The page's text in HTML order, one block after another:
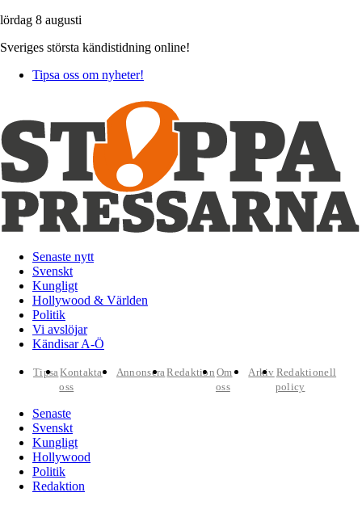
lördag 8 augusti
Sveriges största kändistidning online!
Tipsa oss om nyheter!
Senaste nytt
Svenskt
Kungligt
Hollywood & Världen
Politik
Vi avslöjar
Kändisar A-Ö
TipsaKontakta
oss
AnnonseraRedaktion Om
oss
Arkiv Redaktionell
policy
Senaste
Svenskt
Kungligt
Hollywood
Politik
Redaktion